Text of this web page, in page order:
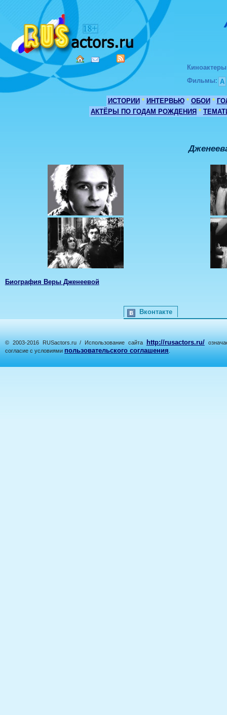
Киноактеры
Фильмы: А
ИСТОРИИ * ИНТЕРВЬЮ * ОБОИ *
АКТЁРЫ ПО ГОДАМ РОЖДЕНИЯ *
Биография Веры Дженеевой
Вконтакте
© 2003-2016 RUSactors.ru / Использование сайта http://rusactors.ru/
согласие с условиями пользовательского соглашения